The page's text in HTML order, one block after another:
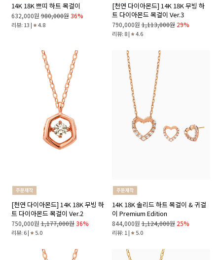
14K 18K 쁘띠 하트 목걸이
632,000원 980,000원 36%
리뷰: 13 | 4.8
[천연 다이아몬드] 14K 18K 무빙 하
트 다이아몬드 목걸이 Ver.3
790,000원 1,113,000원 29%
리뷰: 8 | 4.6
[천연 다이아몬드] 14K 18K 무빙 하
트 다이아몬드 목걸이 Ver.2
750,000원 1,177,000원 36%
리뷰: 6 | 5.0
14K 18K 솔리드 하트 목걸이 & 귀걸
이 Premium Edition
844,000원 1,124,000원 25%
리뷰: 1 | 5.0